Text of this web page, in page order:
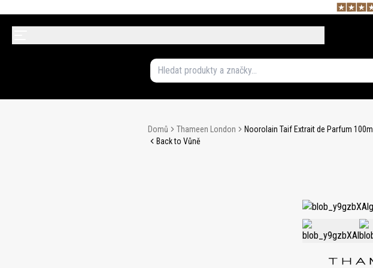
Domů Thameen London
Noorolain Taif Extrait de Parfum 100ml
Back to Vůně